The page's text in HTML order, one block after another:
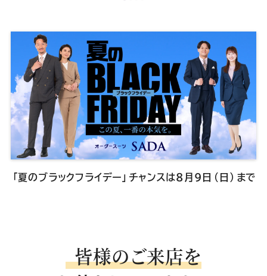
ン
ペ
「夏のブラックフライデー」チャンスは8月9日（日）まで
皆様のご来店を